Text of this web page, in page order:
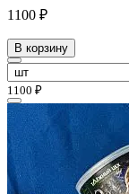
1100 ₽
В корзину
1100 ₽